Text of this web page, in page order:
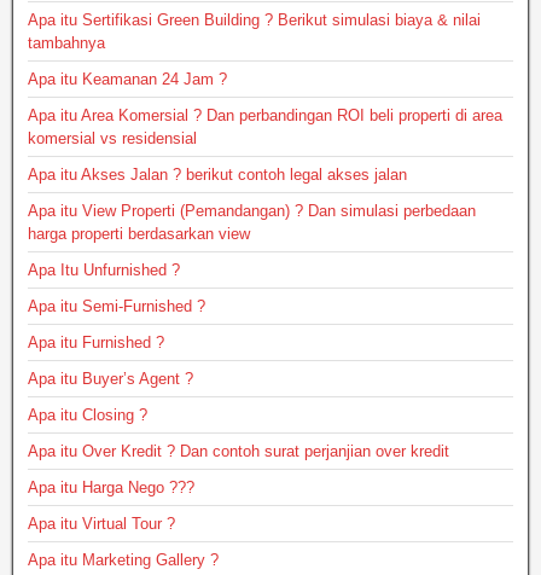
Apa itu Sertifikasi Green Building ? Berikut simulasi biaya & nilai
tambahnya
Apa itu Keamanan 24 Jam ?
Apa itu Area Komersial ? Dan perbandingan ROI beli properti di area
komersial vs residensial
Apa itu Akses Jalan ? berikut contoh legal akses jalan
Apa itu View Properti (Pemandangan) ? Dan simulasi perbedaan
harga properti berdasarkan view
Apa Itu Unfurnished ?
Apa itu Semi-Furnished ?
Apa itu Furnished ?
Apa itu Buyer’s Agent ?
Apa itu Closing ?
Apa itu Over Kredit ? Dan contoh surat perjanjian over kredit
Apa itu Harga Nego ???
Apa itu Virtual Tour ?
Apa itu Marketing Gallery ?